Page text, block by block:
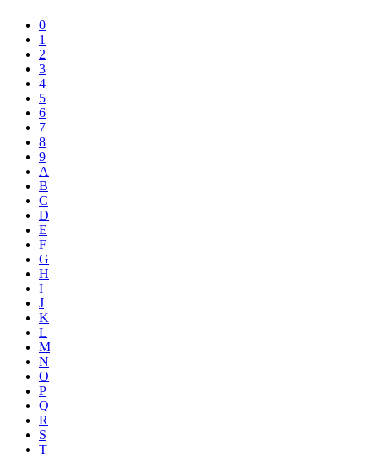
0
1
2
3
4
5
6
7
8
9
A
B
C
D
E
F
G
H
I
J
K
L
M
N
O
P
Q
R
S
T